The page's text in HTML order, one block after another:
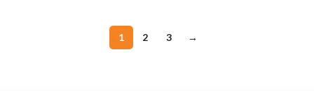
1 2 3 →